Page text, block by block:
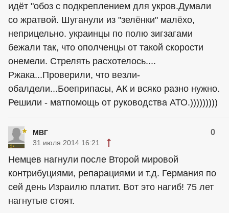
идёт "обоз с подкреплением для укров.Думали
со жратвой. Шуганули из "зелёнки" малёхо,
неприцельно. украинцы по полю зигзагами
бежали так, что ополченцы от такой скорости
онемели. Стрелять расхотелось....
Ржака...Проверили, что везли-
обалдели...Боеприпасы, АК и всяко разно нужно.
Решили - матпомощь от руководства АТО.)))))))))
МВГ 0
31 июля 2014 16:21
Немцев нагнули после Второй мировой
контрибуциями, репарациями и т.д. Германия по
сей день Израилю платит. Вот это нагиб! 75 лет
нагнутые стоят.